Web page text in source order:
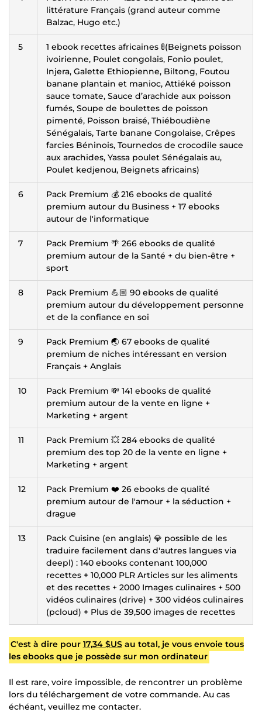
littérature Français (grand auteur comme
Balzac, Hugo etc.)
5
1 ebook recettes africaines 🚦(Beignets poisson
ivoirienne, Poulet congolais, Fonio poulet,
Injera, Galette Ethiopienne, Biltong, Foutou
banane plantain et manioc, Attiéké poisson
sauce tomate, Sauce d’arachide aux poisson
fumés, Soupe de boulettes de poisson
pimenté, Poisson braisé, Thiéboudiène
Sénégalais, Tarte banane Congolaise, Crêpes
farcies Béninois, Tournedos de crocodile sauce
aux arachides, Yassa poulet Sénégalais au,
Poulet kedjenou, Beignets africains)
6
Pack Premium 💰 216 ebooks de qualité
premium autour du Business + 17 ebooks
autour de l'informatique
7
Pack Premium 🌴 266 ebooks de qualité
premium autour de la Santé + du bien-être +
sport
8
Pack Premium 💪🏼 90 ebooks de qualité
premium autour du développement personne
et de la confiance en soi
9
Pack Premium 🌏 67 ebooks de qualité
premium de niches intéressant en version
Français + Anglais
10
Pack Premium 💸 141 ebooks de qualité
premium autour de la vente en ligne +
Marketing + argent
11
Pack Premium 💥 284 ebooks de qualité
premium des top 20 de la vente en ligne +
Marketing + argent
12
Pack Premium ❤️ 26 ebooks de qualité
premium autour de l'amour + la séduction +
drague
13
Pack Cuisine (en anglais) 💎 possible de les
traduire facilement dans d'autres langues via
deepl) : 140 ebooks contenant 100,000
recettes + 10,000 PLR Articles sur les aliments
et des recettes + 2000 Images culinaires + 500
vidéos culinaires (drive) + 300 vidéos culinaires
(pcloud) + Plus de 39,500 images de recettes
C'est à dire pour 17,34 $USau total, je vous envoie tous
les ebooks que je possède sur mon ordinateur
Il est rare, voire impossible, de rencontrer un problème
lors du téléchargement de votre commande. Au cas
échéant, veuillez me contacter.